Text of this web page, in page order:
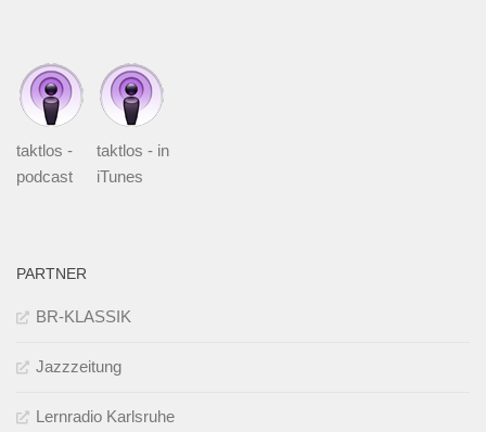
taktlos -
podcast
taktlos - in
iTunes
PARTNER
BR-KLASSIK
Jazzzeitung
Lernradio Karlsruhe